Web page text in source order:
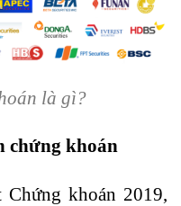
là gì?
chứng khoán
khoán 2019,